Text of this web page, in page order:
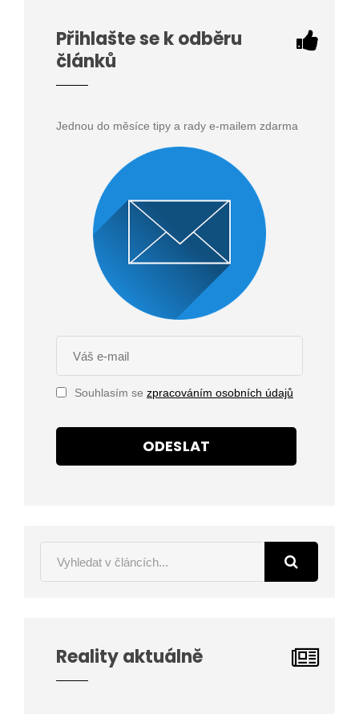
Přihlašte se k odběru
článků
Jednou do měsíce tipy a rady e-mailem zdarma
Souhlasím se zpracováním osobních údajů
ODESLAT
Reality aktuálně